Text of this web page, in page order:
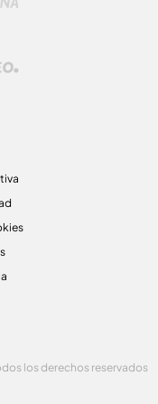
los derechos reservados